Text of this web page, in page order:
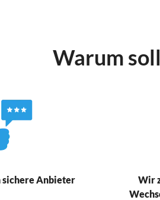
Warum
Anbieter
Wir